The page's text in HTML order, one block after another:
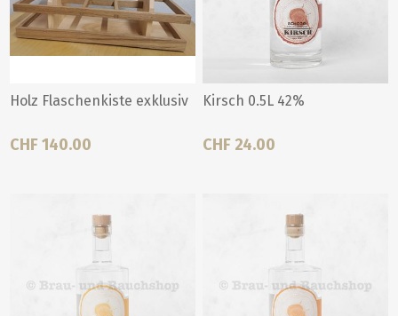
Holz Flaschenkiste exklusiv
CHF 140.00
Kirsch 0.5L 42%
CHF 24.00